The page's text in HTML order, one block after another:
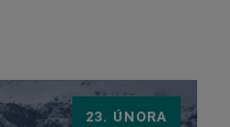
23. ÚNORA